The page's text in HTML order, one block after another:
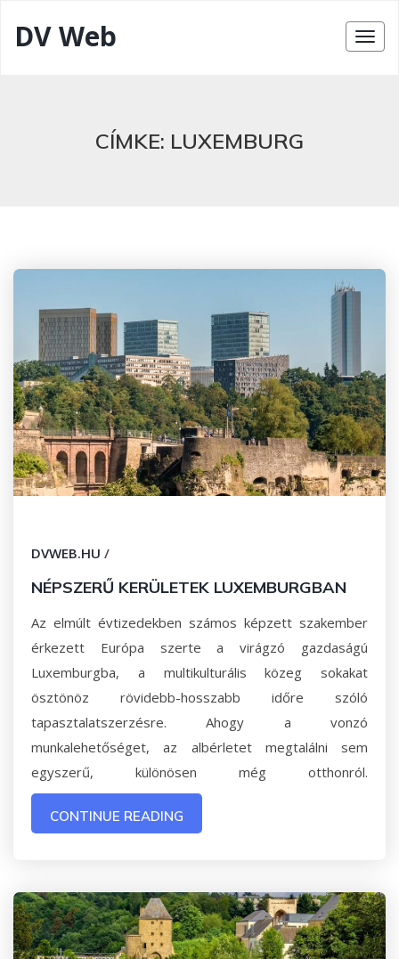
DV Web
CÍMKE: LUXEMBURG
DVWEB.HU /
NÉPSZERŰ KERÜLETEK LUXEMBURGBAN
Az elmúlt évtizedekben számos képzett szakember
érkezett Európa szerte a virágzó gazdaságú
Luxemburgba, a multikulturális közeg sokakat
ösztönöz rövidebb-hosszabb időre szóló
tapasztalatszerzésre. Ahogy a vonzó
munkalehetőséget, az albérletet megtalálni sem
egyszerű, különösen még otthonról.
CONTINUE READING